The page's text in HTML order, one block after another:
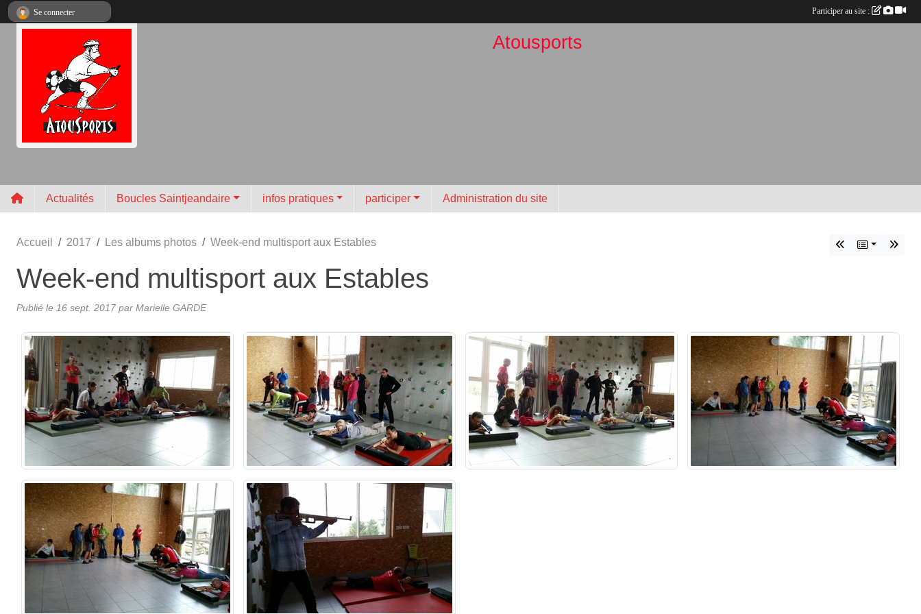
Atousports
Actualités Boucles Saintjeandaire infos pratiques participer Administration du site
Accueil 2017 Les albums photos Week-end multisport aux Estables
Week-end multisport aux Estables
Publié le 16 sept. 2017 par Marielle GARDE
Se connecter Participer au site :
Panneau de gestion des cookies